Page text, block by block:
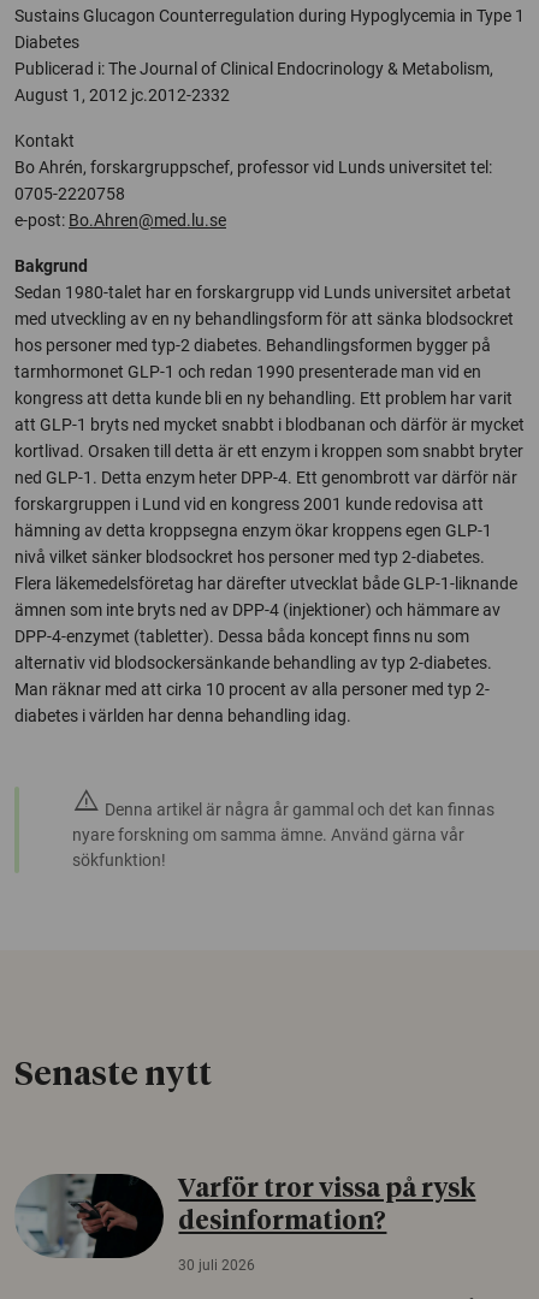
Sustains Glucagon Counterregulation during Hypoglycemia in Type 1
Diabetes
Publicerad i: The Journal of Clinical Endocrinology & Metabolism,
August 1, 2012 jc.2012-2332
Kontakt
Bo Ahrén, forskargruppschef, professor vid Lunds universitet tel:
0705-2220758
e-post: Bo.Ahren@med.lu.se
Bakgrund
Sedan 1980-talet har en forskargrupp vid Lunds universitet arbetat
med utveckling av en ny behandlingsform för att sänka blodsockret
hos personer med typ-2 diabetes. Behandlingsformen bygger på
tarmhormonet GLP-1 och redan 1990 presenterade man vid en
kongress att detta kunde bli en ny behandling. Ett problem har varit
att GLP-1 bryts ned mycket snabbt i blodbanan och därför är mycket
kortlivad. Orsaken till detta är ett enzym i kroppen som snabbt bryter
ned GLP-1. Detta enzym heter DPP-4. Ett genombrott var därför när
forskargruppen i Lund vid en kongress 2001 kunde redovisa att
hämning av detta kroppsegna enzym ökar kroppens egen GLP-1
nivå vilket sänker blodsockret hos personer med typ 2-diabetes.
Flera läkemedelsföretag har därefter utvecklat både GLP-1-liknande
ämnen som inte bryts ned av DPP-4 (injektioner) och hämmare av
DPP-4-enzymet (tabletter). Dessa båda koncept finns nu som
alternativ vid blodsockersänkande behandling av typ 2-diabetes.
Man räknar med att cirka 10 procent av alla personer med typ 2-
diabetes i världen har denna behandling idag.
warning Denna artikel är några år gammal och det kan finnas
nyare forskning om samma ämne. Använd gärna vår
sökfunktion!
Senaste nytt
Varför tror vissa på rysk
desinformation?
30 juli 2026